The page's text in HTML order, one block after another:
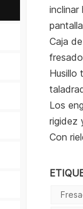
inclinar
Caja
Husillo
Los
rigidez
Con